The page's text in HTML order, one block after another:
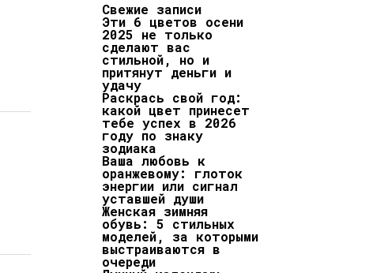
Свежие записи
Эти 6 цветов осени
2025 не только
сделают вас
стильной, но и
притянут деньги и
удачу
Раскрась свой год:
какой цвет принесет
тебе успех в 2026
году по знаку
зодиака
Ваша любовь к
оранжевому: глоток
энергии или сигнал
уставшей души
Женская зимняя
обувь: 5 стильных
моделей, за которыми
выстраиваются в
очереди